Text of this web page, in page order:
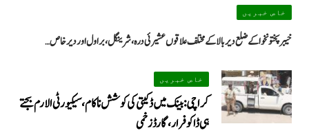
خاص خبریں
خیبرپختونخوا کے ضلع دیر بالا کے مختلف علاقوں عشیرئی درہ، شرینگل، براول اور دیر خاص…
خاص خبریں
کراچی: بینک میں ڈکیتی کی کوشش ناکام، سیکیورٹی الارم بجتے
ہی ڈاکو فرار، گارڈ زخمی